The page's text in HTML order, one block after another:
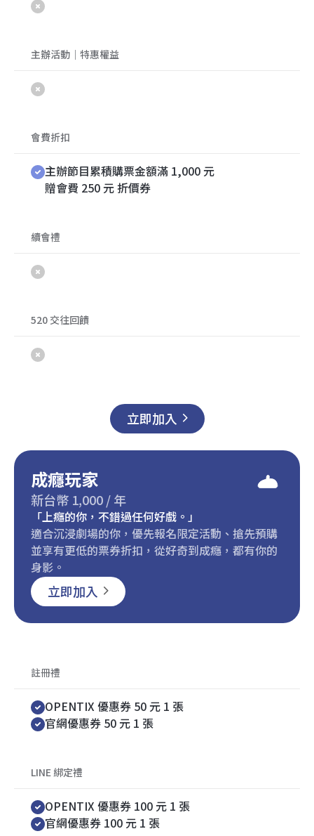
主辦活動｜特惠權益
會費折扣
主辦節目累積購票金額滿 1,000 元
贈會費 250 元 折價券
續會禮
520 交往回饋
立即加入
成癮玩家
新台幣 1,000 / 年
「上癮的你，不錯過任何好戲。」
適合沉浸劇場的你，優先報名限定活動、搶先預購
並享有更低的票券折扣，從好奇到成癮，都有你的
身影。
立即加入
註冊禮
OPENTIX 優惠券 50 元 1 張
官網優惠券 50 元 1 張
LINE 綁定禮
OPENTIX 優惠券 100 元 1 張
官網優惠券 100 元 1 張